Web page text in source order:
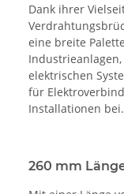
Dank ihrer
eine breite
elektrischen
für
Installationen bei.
260 mm